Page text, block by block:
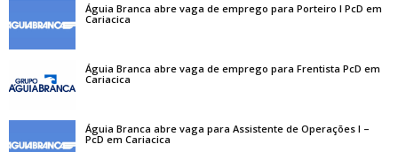
Águia Branca abre vaga de emprego para Porteiro I PcD em
Cariacica
Águia Branca abre vaga de emprego para Frentista PcD em
Cariacica
Águia Branca abre vaga para Assistente de Operações I –
PcD em Cariacica